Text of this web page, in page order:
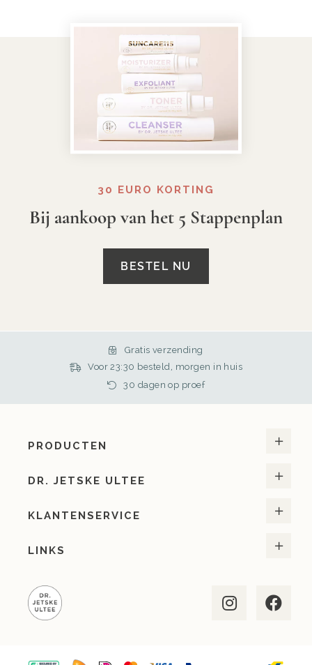
30 EURO KORTING
Bij aankoop van het 5 Stappenplan
BESTEL NU
Gratis verzending
Voor 23:30 besteld, morgen in huis
30 dagen op proef
PRODUCTEN
DR. JETSKE ULTEE
KLANTENSERVICE
LINKS